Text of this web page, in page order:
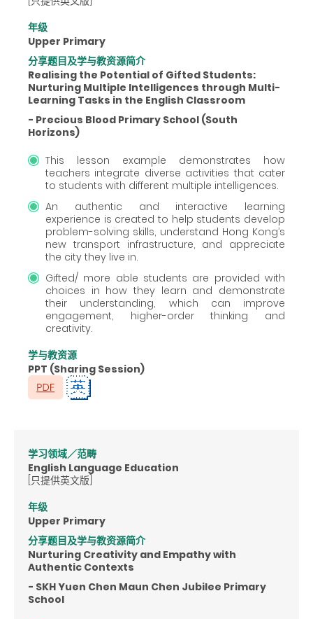
年级
Upper Primary
分享题目及学与教资源简介
Realising the Potential of Gifted Students:
Nurturing Multiple Intelligences through Multi-
Learning Tasks in the English Classroom
- Precious Blood Primary School (South
Horizons)
This lesson example demonstrates how
teachers integrate diverse activities that cater
to students with different multiple intelligences.
An authentic and interactive learning
experience is created to help students develop
problem-solving skills, understand Hong Kong’s
new transport infrastructure, and appreciate
the city they live in.
Gifted/ more able students are provided with
choices in how they learn and demonstrate
their understanding, which can improve
engagement, higher-order thinking and
creativity.
学与教资源
PPT (Sharing Session)
学习领域／范畴
English Language Education
[只提供英文版]
年级
Upper Primary
分享题目及学与教资源简介
Nurturing Creativity and Empathy with
Authentic Contexts
- SKH Yuen Chen Maun Chen Jubilee Primary
School